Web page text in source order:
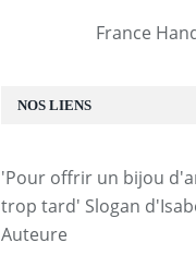
France
NOS LIENS
'Pour offrir un bijou
trop tard' Slogan
Auteure